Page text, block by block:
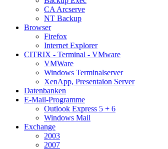
CA Arcserve
NT Backup
Browser
Firefox
Internet Explorer
CITRIX - Terminal - VMware
VMWare
Windows Terminalserver
XenApp, Presentaion Server
Datenbanken
E-Mail-Programme
Outlook Express 5 + 6
Windows Mail
Exchange
2003
2007